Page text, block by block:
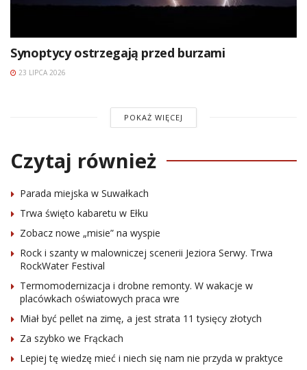
Synoptycy ostrzegają przed burzami
23 LIPCA 2026
POKAŻ WIĘCEJ
Czytaj również
Parada miejska w Suwałkach
Trwa święto kabaretu w Ełku
Zobacz nowe „misie” na wyspie
Rock i szanty w malowniczej scenerii Jeziora Serwy. Trwa
RockWater Festival
Termomodernizacja i drobne remonty. W wakacje w
placówkach oświatowych praca wre
Miał być pellet na zimę, a jest strata 11 tysięcy złotych
Za szybko we Frąckach
Lepiej tę wiedzę mieć i niech się nam nie przyda w praktyce